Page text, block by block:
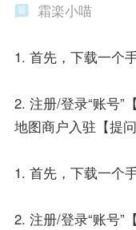
霜楽小喵
1. 首先，下载一个
2. 注册/登录“账号”
地图商户入驻【提问
1. 首先，下载一个
2. 注册/登录“账号”